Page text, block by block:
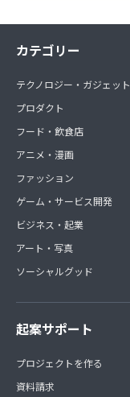
カテゴリー
テクノロジー・ガジェット
プロダクト
フード・飲食店
アニメ・漫画
ファッション
ゲーム・サービス開発
ビジネス・起業
アート・写真
ソーシャルグッド
起案サポート
プロジェクトを作る
資料請求